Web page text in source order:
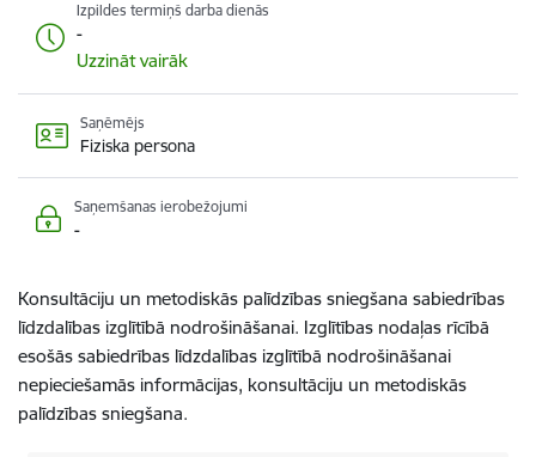
Izpildes termiņš darba dienās
-
Uzzināt vairāk
Saņēmējs
Fiziska persona
Saņemšanas ierobežojumi
-
Konsultāciju un metodiskās palīdzības sniegšana sabiedrības
līdzdalības izglītībā nodrošināšanai. Izglītības nodaļas rīcībā
esošās sabiedrības līdzdalības izglītībā nodrošināšanai
nepieciešamās informācijas, konsultāciju un metodiskās
palīdzības sniegšana.